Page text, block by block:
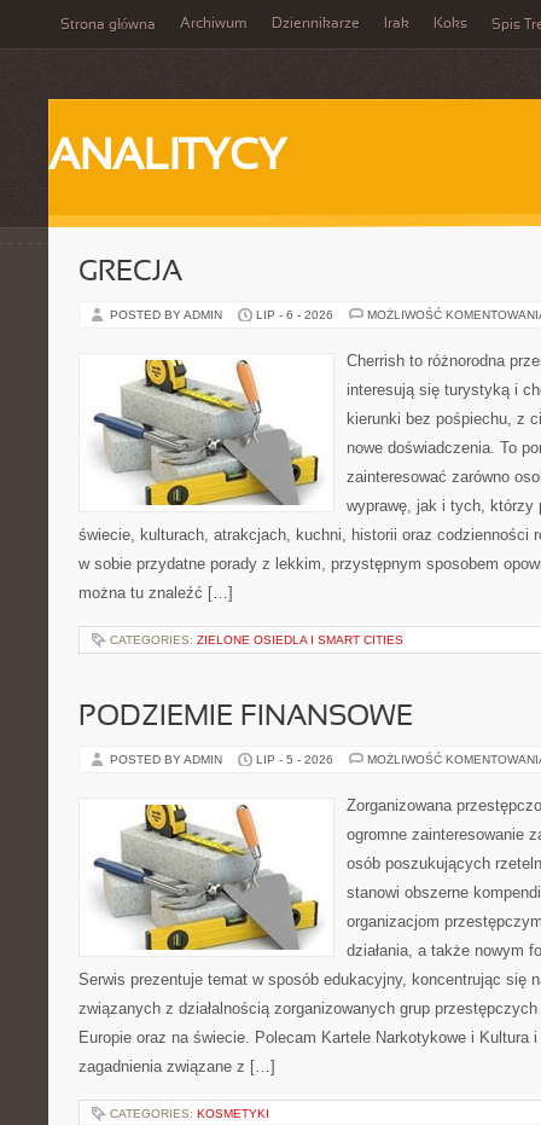
Strona główna Archiwum Dziennikarze Irak Koks Spis
ANALITYCY
GRECJA
POSTED BY ADMIN LIP - 6 - 2026 MOŻLIWOŚĆ
Cherrish to różnorodna
interesują się turystyką i
kierunki bez pośpiechu, z
nowe doświadczenia. To
zainteresować zarówno
wyprawę, jak i tych, którzy
świecie, kulturach, atrakcjach, kuchni, historii oraz codzienności
w sobie przydatne porady z lekkim, przystępnym sposobem
można tu znaleźć […]
CATEGORIES: ZIELONE OSIEDLA I SMART CITIES
PODZIEMIE FINANSOWE
POSTED BY ADMIN LIP - 5 - 2026 MOŻLIWOŚĆ
Zorganizowana
ogromne zainteresowanie
osób poszukujących
stanowi obszerne
organizacjom
działania, a także nowym
Serwis prezentuje temat w sposób edukacyjny, koncentrując się
związanych z działalnością zorganizowanych grup
Europie oraz na świecie. Polecam Kartele Narkotykowe i Kultura
zagadnienia związane z […]
CATEGORIES: KOSMETYKI